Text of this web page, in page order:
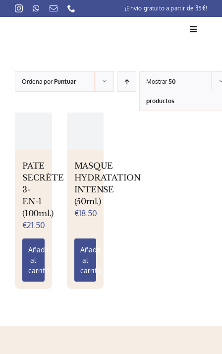
to
¡Envio gratuito a partir de 35€!
Toggle
La marca
Lait-Crème Concentré
Preocupaciones
Puntos venta
Contacto
Carrito
Ordena porPuntuar Mostrar50
productos
PATE
SECRÈTE
3-
EN-1
(100ml.)
€21.50
Añadir
al
carrito
MASQUE
HYDRATATION
INTENSE
(50ml.)
€18.50
Añadir
al
carrito